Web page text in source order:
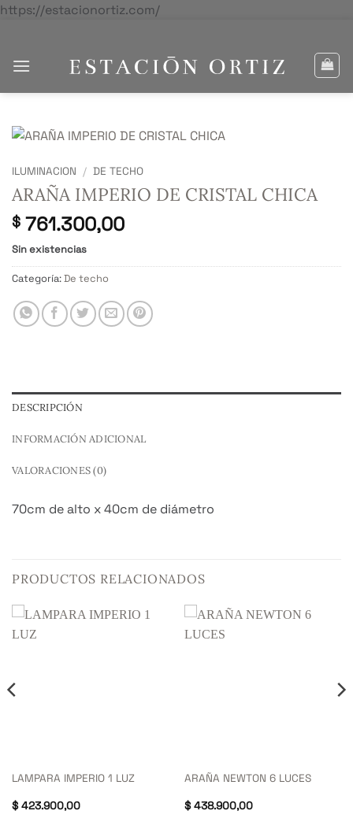
https://estacionortiz.com/Saltar
ILUMINACION / DE TECHO
ARAÑA IMPERIO DE CRISTAL CHICA
$ 761.300,00
Sin existencias
Categoría:De techo
DESCRIPCIÓN
INFORMACIÓN ADICIONAL
VALORACIONES (0)
70cm de alto x 40cm de diámetro
PRODUCTOS RELACIONADOS
LAMPARA IMPERIO 1 LUZ
$423.900,00
ARAÑA NEWTON 6 LUCES
$438.900,00